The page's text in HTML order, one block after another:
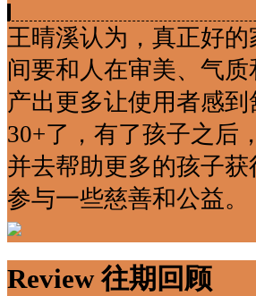
王晴溪认为，真正好
间要和人在审美、气
产出更多让使用者感
30+了，有了孩子之后
并去帮助更多的孩子
参与一些慈善和公益。
Review 往期回顾